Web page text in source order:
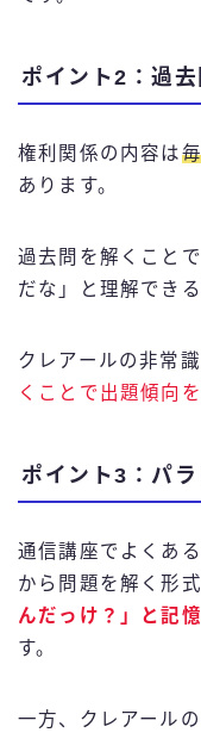
ポイント2：過
権利関係の内容は
あります。
過去問を解くこと
だな」と理解でき
クレアールの非常
くことで出題傾向
ポイント3：パ
通信講座でよくあ
から問題を解く形式
んだっけ？」と記
す。
一方、クレアール